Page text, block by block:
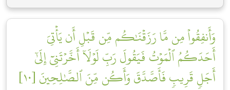
وَأَنفِقُواْ مِن مَّا رَزَقۡنَٰكُم مِّن قَبۡلِ أَن يَأۡتِيَ
أَحَدَكُمُ ٱلۡمَوۡتُ فَيَقُولَ رَبِّ لَوۡلَآ أَخَّرۡتَنِيٓ إِلَىٰٓ
أَجَلٖ قَرِيبٖ فَأَصَّدَّقَ وَأَكُن مِّنَ ٱلصَّٰلِحِينَ [١٠]